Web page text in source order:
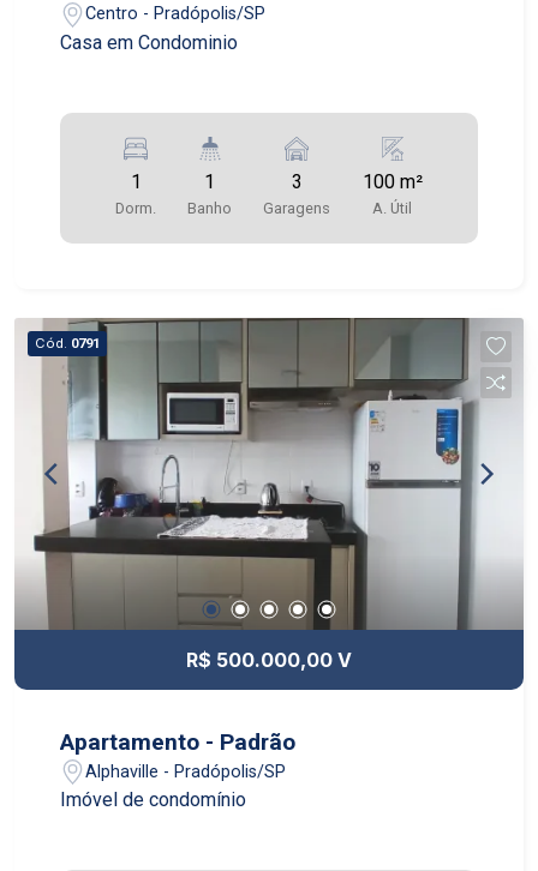
Centro - Pradópolis/SP
Casa em Condominio
1
Dorm.
1
Banho
3
Garagens
100 m²
A. Útil
Cód. 0791
R$ 500.000,00 V
Apartamento - Padrão
Alphaville - Pradópolis/SP
Imóvel de condomínio